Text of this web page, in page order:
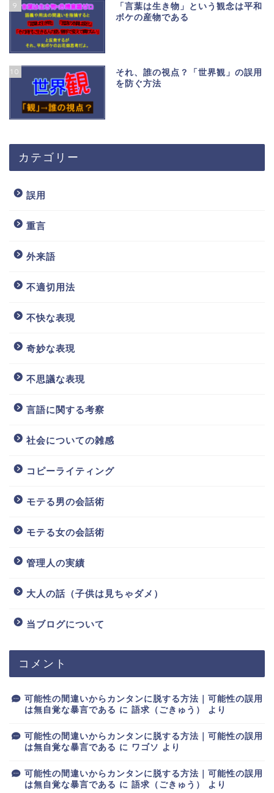
9
「言葉は生き物」という観念は平和
ボケの産物である
10
それ、誰の視点？「世界観」の誤用
を防ぐ方法
カテゴリー
誤用
重言
外来語
不適切用法
不快な表現
奇妙な表現
不思議な表現
言語に関する考察
社会についての雑感
コピーライティング
モテる男の会話術
モテる女の会話術
管理人の実績
大人の話（子供は見ちゃダメ）
当ブログについて
コメント
可能性の間違いからカンタンに脱する方法｜可能性の誤用
は無自覚な暴言である に 語求（ごきゅう） より
可能性の間違いからカンタンに脱する方法｜可能性の誤用
は無自覚な暴言である に ワゴソ より
可能性の間違いからカンタンに脱する方法｜可能性の誤用
は無自覚な暴言である に 語求（ごきゅう） より